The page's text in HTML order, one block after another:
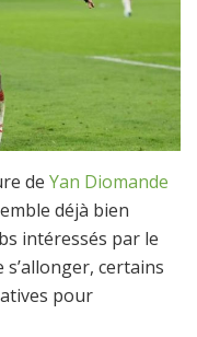
de Yan Diomande
déjà bien
intéressés par le
certains
pour